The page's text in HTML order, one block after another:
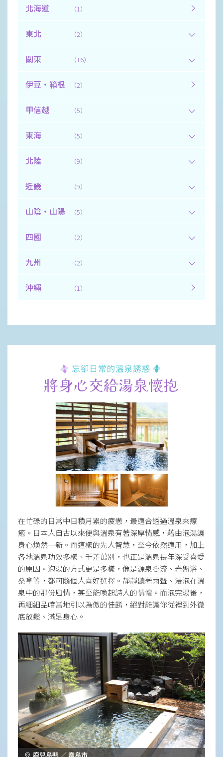
北海道 （1）
東北 （2）
關東 （16）
伊豆・箱根 （2）
甲信越 （5）
東海 （5）
北陸 （9）
近畿 （9）
山陰・山陽 （5）
四國 （2）
九州 （2）
沖繩 （1）
在忙碌的日常中日積月累的疲憊，最適合透過溫泉來療
癒。日本人自古以來便與溫泉有著深厚情感，藉由泡湯讓
身心煥然一新。而這樣的先人智慧，至今依然適用，加上
各地溫泉功效多樣、千差萬別，也正是溫泉長年深受喜愛
的原因。泡湯的方式更是多樣，像是源泉掛流、岩盤浴、
桑拿等，都可隨個人喜好選擇。靜靜聽著雨聲、浸泡在溫
泉中的那份風情，甚至能喚起詩人的情懷。而泡完湯後，
再細細品嚐當地引以為傲的佳餚，絕對能讓你從裡到外徹
底放鬆、滿足身心。
鹿兒島縣 ／ 霧島市